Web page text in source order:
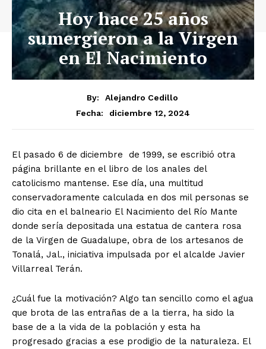
Hoy hace 25 años
sumergieron a la Virgen
en El Nacimiento
By:
Alejandro Cedillo
Fecha:
diciembre 12, 2024
El pasado 6 de diciembre de 1999, se escribió otra
página brillante en el libro de los anales del
catolicismo mantense. Ese día, una multitud
conservadoramente calculada en dos mil personas se
dio cita en el balneario El Nacimiento del Río Mante
donde sería depositada una estatua de cantera rosa
de la Virgen de Guadalupe, obra de los artesanos de
Tonalá, Jal., iniciativa impulsada por el alcalde Javier
Villarreal Terán.
¿Cuál fue la motivación? Algo tan sencillo como el agua
que brota de las entrañas de a la tierra, ha sido la
base de a la vida de la población y esta ha
progresado gracias a ese prodigio de la naturaleza. El